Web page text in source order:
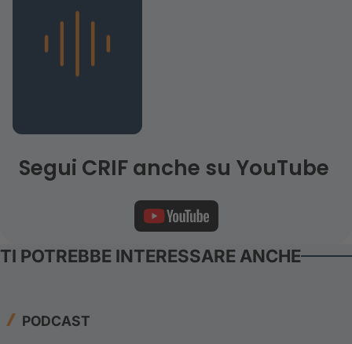
Segui CRIF anche su YouTube
TI POTREBBE INTERESSARE ANCHE
PODCAST